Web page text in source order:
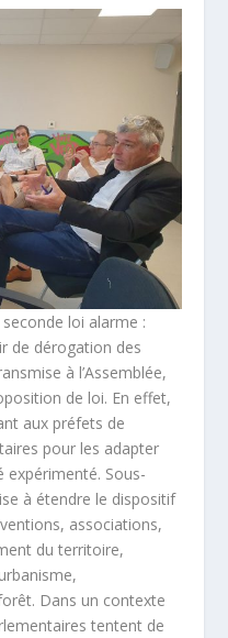
loi alarme :
de dérogation des
à l’Assemblée,
de loi. En effet,
aux préfets de
pour les adapter
expérimenté. Sous-
à étendre le dispositif
associations,
du territoire,
Dans un contexte
tentent de